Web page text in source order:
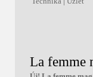
La femme